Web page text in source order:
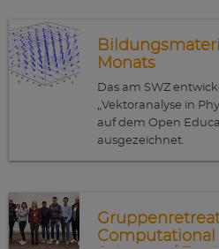
Monats
Das am SWZ
„Vektoranalyse in
auf dem Open
ausgezeichnet.
Computational